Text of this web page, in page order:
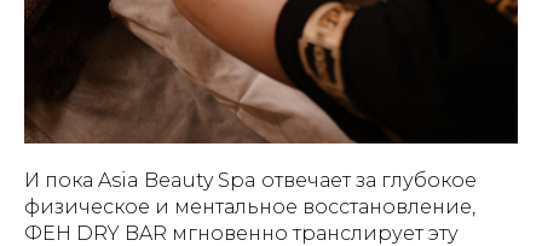
И пока Asia Beauty Spa отвечает за глубокое
физическое и ментальное восстановление,
ФЕН DRY BAR мгновенно транслирует эту